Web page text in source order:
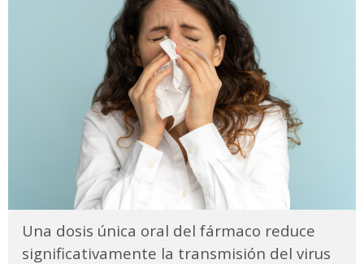
Una dosis única oral del fármaco reduce
significativamente la transmisión del virus